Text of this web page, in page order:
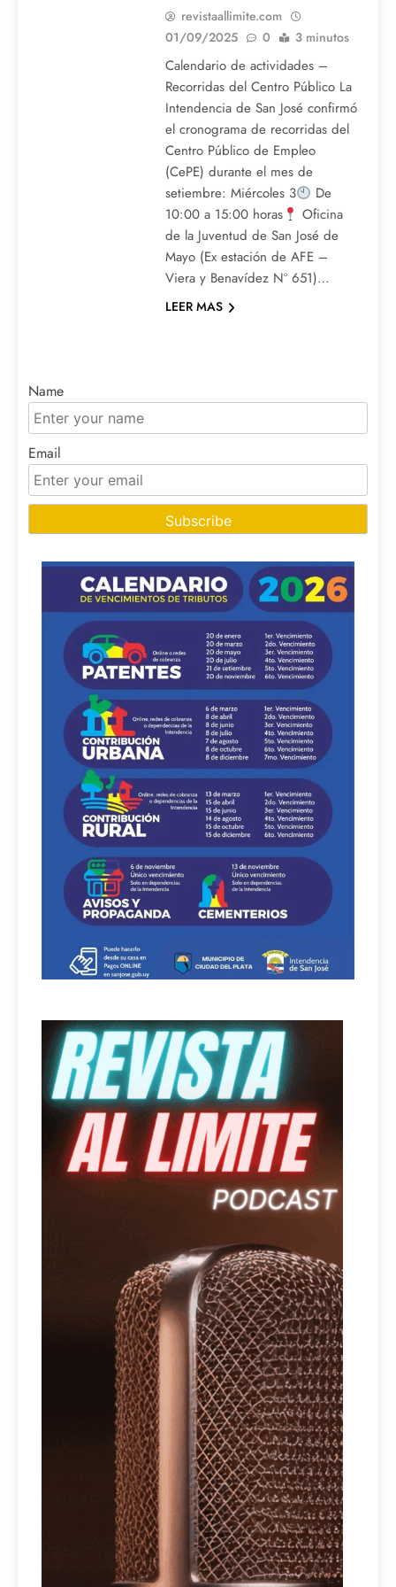
revistaallimite.com
01/09/2025
0 3 minutos
Calendario de actividades –
Recorridas del Centro Público La
Intendencia de San José confirmó
el cronograma de recorridas del
Centro Público de Empleo
(CePE) durante el mes de
setiembre: Miércoles 3
De
10:00 a 15:00 horas
Oficina
de la Juventud de San José de
Mayo (Ex estación de AFE –
Viera y Benavídez Nº 651)…
LEER MAS
Name
Email